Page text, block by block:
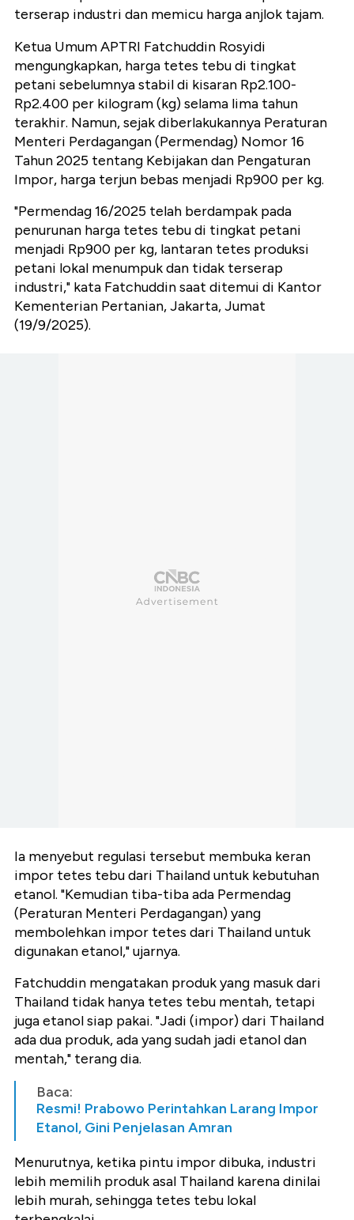
terserap industri dan memicu harga anjlok tajam.
Ketua Umum APTRI Fatchuddin Rosyidi
mengungkapkan, harga tetes tebu di tingkat
petani sebelumnya stabil di kisaran Rp2.100-
Rp2.400 per kilogram (kg) selama lima tahun
terakhir. Namun, sejak diberlakukannya Peraturan
Menteri Perdagangan (Permendag) Nomor 16
Tahun 2025 tentang Kebijakan dan Pengaturan
Impor, harga terjun bebas menjadi Rp900 per kg.
"Permendag 16/2025 telah berdampak pada
penurunan harga tetes tebu di tingkat petani
menjadi Rp900 per kg, lantaran tetes produksi
petani lokal menumpuk dan tidak terserap
industri," kata Fatchuddin saat ditemui di Kantor
Kementerian Pertanian, Jakarta, Jumat
(19/9/2025).
Ia menyebut regulasi tersebut membuka keran
impor tetes tebu dari Thailand untuk kebutuhan
etanol. "Kemudian tiba-tiba ada Permendag
(Peraturan Menteri Perdagangan) yang
membolehkan impor tetes dari Thailand untuk
digunakan etanol," ujarnya.
Fatchuddin mengatakan produk yang masuk dari
Thailand tidak hanya tetes tebu mentah, tetapi
juga etanol siap pakai. "Jadi (impor) dari Thailand
ada dua produk, ada yang sudah jadi etanol dan
mentah," terang dia.
Baca:
Resmi! Prabowo Perintahkan Larang Impor
Etanol, Gini Penjelasan Amran
Menurutnya, ketika pintu impor dibuka, industri
lebih memilih produk asal Thailand karena dinilai
lebih murah, sehingga tetes tebu lokal